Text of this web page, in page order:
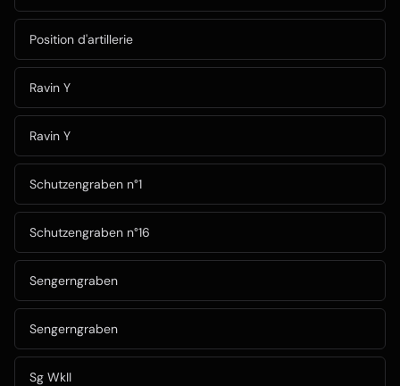
Position d'artillerie
Ravin Y
Ravin Y
Schutzengraben n°1
Schutzengraben n°16
Sengerngraben
Sengerngraben
Sg WkII